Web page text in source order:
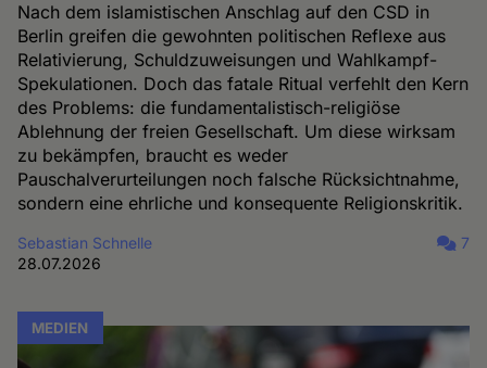
Nach dem islamistischen Anschlag auf den CSD in
Berlin greifen die gewohnten politischen Reflexe aus
Relativierung, Schuldzuweisungen und Wahlkampf-
Spekulationen. Doch das fatale Ritual verfehlt den Kern
des Problems: die fundamentalistisch-religiöse
Ablehnung der freien Gesellschaft. Um diese wirksam
zu bekämpfen, braucht es weder
Pauschalverurteilungen noch falsche Rücksichtnahme,
sondern eine ehrliche und konsequente Religionskritik.
Sebastian Schnelle
28.07.2026
7
MEDIEN